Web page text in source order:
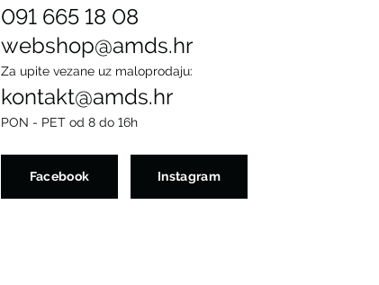
091 665 18 08
webshop@amds.hr
Za upite vezane uz maloprodaju:
kontakt@amds.hr
PON - PET od 8 do 16h
Facebook Instagram